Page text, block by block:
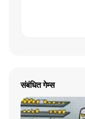
संबंधित गेम्स